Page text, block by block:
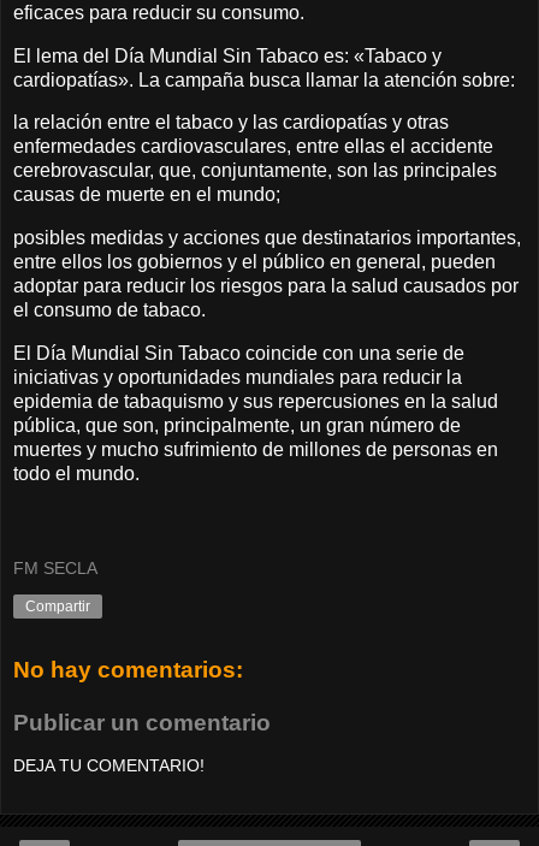
eficaces para reducir su consumo.
El lema del Día Mundial Sin Tabaco es: «Tabaco y
cardiopatías». La campaña busca llamar la atención sobre:
la relación entre el tabaco y las cardiopatías y otras
enfermedades cardiovasculares, entre ellas el accidente
cerebrovascular, que, conjuntamente, son las principales
causas de muerte en el mundo;
posibles medidas y acciones que destinatarios importantes,
entre ellos los gobiernos y el público en general, pueden
adoptar para reducir los riesgos para la salud causados por
el consumo de tabaco.
El Día Mundial Sin Tabaco coincide con una serie de
iniciativas y oportunidades mundiales para reducir la
epidemia de tabaquismo y sus repercusiones en la salud
pública, que son, principalmente, un gran número de
muertes y mucho sufrimiento de millones de personas en
todo el mundo.
FM SECLA
Compartir
No hay comentarios:
Publicar un comentario
DEJA TU COMENTARIO!